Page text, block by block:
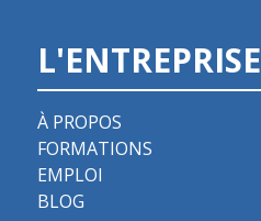
L'ENTREPRISE
À PROPOS
FORMATIONS
EMPLOI
BLOG